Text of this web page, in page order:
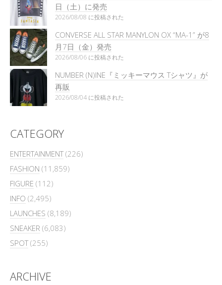
日（土）に発売
2026/08/08 に投稿された
CONVERSE ALL STAR MANYLON OX “MA-1” が8
月7日（金）発売
2026/08/06 に投稿された
NUMBER (N)INE『ミッキーマウス Tシャツ』が
再販
2026/08/04 に投稿された
CATEGORY
ENTERTAINMENT(226)
FASHION (11,859)
FIGURE (112)
INFO (2,495)
LAUNCHES (8,189)
SNEAKER (6,083)
SPOT(255)
ARCHIVE